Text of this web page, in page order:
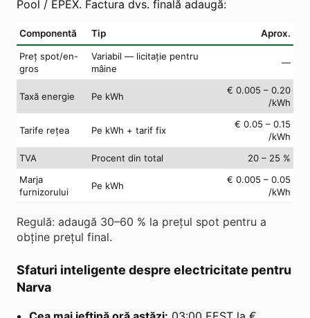
Pool / EPEX. Factura dvs. finală adaugă:
Componentă Tip Aprox.
Preț spot/en-
gros
Variabil — licitație pentru
mâine
—
Taxă energie Pe kWh
€ 0.005 – 0.20
/kWh
Tarife rețea Pe kWh + tarif fix
€ 0.05 – 0.15
/kWh
TVA
Procent din total
20 – 25 %
Marja
furnizorului
Pe kWh
€ 0.005 – 0.05
/kWh
Regulă: adaugă 30–60 % la prețul spot pentru a
obține prețul final.
Sfaturi inteligente despre electricitate pentru
Narva